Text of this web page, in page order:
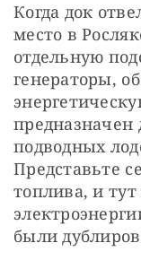
Когда док
место в
отдельную
генераторы,
предназначен
подводных
Представьте
топлива, и
были